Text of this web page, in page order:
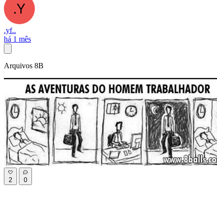
.yf..
há 1 mês
Arquivos 8B
2 0